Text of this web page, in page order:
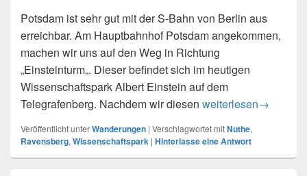
Potsdam ist sehr gut mit der S-Bahn von Berlin aus
erreichbar. Am Hauptbahnhof Potsdam angekommen,
machen wir uns auf den Weg in Richtung
„Einsteinturm„. Dieser befindet sich im heutigen
Wissenschaftspark Albert Einstein auf dem
Telegrafenberg. Nachdem wir diesen von Potsdam nach
weiterlesen→
Veröffentlicht unterWanderungen | Verschlagwortet mitNuthe,
Ravensberg, Wissenschaftspark | Hinterlasse eine Antwort